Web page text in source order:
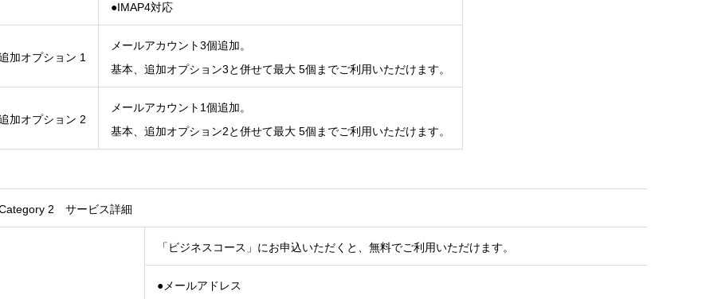
●IMAP4対応
加オプション 1
メールアカウント3個追加。
基本、追加オプション3と併せて最大 5個までご利用いただけます。
加オプション 2
メールアカウント1個追加。
基本、追加オプション2と併せて最大 5個までご利用いただけます。
2 サービス詳細
「ビジネスコース」にお申込いただくと、無料でご利用いただけます。
●メールアドレス